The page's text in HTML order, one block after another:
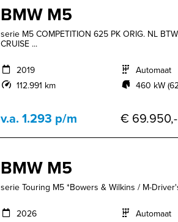
BMW M5
serie M5 COMPETITION 625 PK ORIG. NL
CRUISE ...
2019
112.991 km
Automaat
460 kW
v.a. 1.293 p/m € 69.950,-
BMW M5
serie Touring M5 *Bowers & Wilkins / M-
2026
Automaat